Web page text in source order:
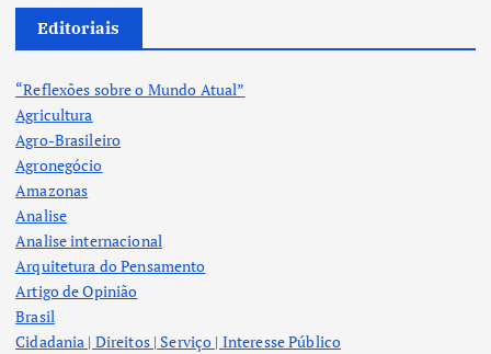
Editoriais
“Reflexões sobre o Mundo Atual”
Agricultura
Agro-Brasileiro
Agronegócio
Amazonas
Analise
Analise internacional
Arquitetura do Pensamento
Artigo de Opinião
Brasil
Cidadania | Direitos | Serviço | Interesse Público